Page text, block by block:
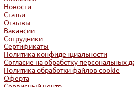
Новости
Статьи
Отзывы
Вакансии
Сотрудники
Сертификаты
Политика конфиденциальности
Согласие на обработку персональных
Политика обработки файлов cookie
Оферта